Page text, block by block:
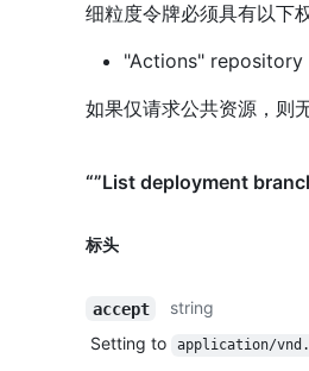
细粒度令牌必须具有以下
"Actions" repository
如果仅请求公共资源，则
“”List deployment
标头
accept
string
Setting to
application/